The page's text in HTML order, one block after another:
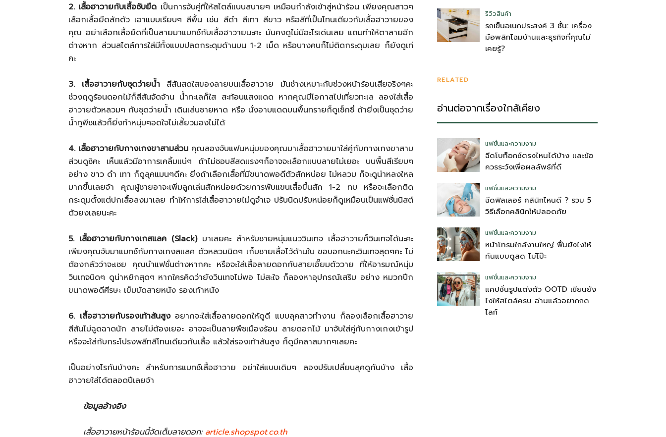
2. เสื้อฮาวายกับเสื้อซับยืด เป็นการจับคู่ที่ให้สไตล์แบบสบายๆ เหมือนกำลังเข้าสู่หน้าร้อน เพียงคุณสาวๆ
เลือกเสื้อยืดสักตัว เอาแบบเรียบๆ สีพื้น เช่น สีดำ สีเทา สีขาว หรือสีที่เป็นโทนเดียวกับเสื้อฮาวายของ
คุณ อย่าเลือกเสื้อยืดที่เป็นลายมาแมทช์กับเสื้อฮาวายนะคะ มันคงดูไม่มีอะไรเด่นเลย แถมทำให้ตาลายอีก
ต่างหาก ส่วนสไตล์การใส่มีทั้งแบบปลดกระดุมด้านบน 1-2 เม็ด หรือบางคนก็ไม่ติดกระดุมเลย ก็ยังดูเท่
คะ
3. เสื้อฮาวายกับชุดว่ายน้ำสีสันสดใสของลายบนเสื้อฮาวาย มันช่างเหมาะกับช่วงหน้าร้อนเสียจริงๆคะ
ช่วงฤดูร้อนดอกไม้ก็สีสันจัดจ้าน น้ำทะเลก็ใส สะท้อนแสงแดด หากคุณมีโอกาสไปเที่ยวทะเล ลองใส่เสื้อ
ฮาวายตัวหลวมๆ กับชุดว่ายน้ำ เดินเล่นชายหาด หรือ นั่งอาบแดดบนพื้นทรายก็ดูเซ็กซี่ ถ้ายิ่งเป็นชุดว่าย
น้ำทูพีชแล้วก็ยิ่งทำหนุ่มๆอดใจไม่เลี้ยวมองไม่ได้
4. เสื้อฮาวายกับกางเกงขาสามส่วน คุณลองจับแฟนหนุ่มของคุณมาเสื้อฮาวายมาใส่คู่กับกางเกงขาสาม
ส่วนดูซิคะ เห็นแล้วมีอาการเคลิ้มแน่ๆ ถ้าไม่ชอบสีสดแรงๆก็อาจจะเลือกแบบลายไม่เยอะ บนพื้นสีเรียบๆ
อย่าง ขาว ดำ เทา ก็ดูลุคแมนๆดีคะ ยิ่งถ้าเลือกเสื้อที่มีขนาดพอดีตัวสักหน่อย ไม่หลวม ก็จะดูน่าหลงใหล
มากขึ้นเลยจ้า คุณผู้ชายอาจะเพิ่มลูกเล่นสักหน่อยด้วยการพับแขนเสื้อขึ้นสัก 1-2 ทบ หรือจะเลือกติด
กระดุมตั้งแต่ปกเสื้อลงมาเลย ทำให้การใส่เสื้อฮาวายไม่ดูจำเจ ปรับนิดปรับหน่อยก็ดูเหมือนเป็นแฟชั่นนิสต์
ตัวยงเลยนะคะ
5. เสื้อฮาวายกับกางเกสแลค (Slack)มาเลยคะ สำหรับชายหนุ่มแนววินเทจ เสื้อฮาวายก็วินเทจได้นะคะ
เพียงคุณจับมาแมทช์กับกางเกงสแลค ตัวหลวมนิดๆ เก็บชายเสื้อไว้ด้านใน ขอบอกนะคะวินเทจสุดๆคะ ไม่
ต้องกลัวว่าจะเชย คุณนำแฟชั่นต่างหากคะ หรือจะใส่เสื้อลายดอกกับสายเอี๊ยมตัววาย ที่ให้อารมณ์หนุ่ม
วินเทจนิดๆ ดูน่าหยิกสุดๆ หากใครคิดว่ายังวินเทจไม่พอ ไม่สะใจ ก็ลองหาอุปกรณ์เสริม อย่าง หมวกปีก
ขนาดพอดีศีรษะ เข็มขัดสายหนัง รองเท้าหนัง
6. เสื้อฮาวายกับรองเท้าส้นสูงอยากจะใส่เสื้อลายดอกให้ดูดี แบบลุคสาวทำงาน ก็ลองเลือกเสื้อฮาวาย
สีสันไม่ฉูดฉาดนัก ลายไม่ต้องเยอะ อาจจะเป็นลายพืชเมืองร้อน ลายดอกไม้ มาจับใส่คู่กับกางเกงเข้ารูป
หรือจะใส่กับกระโปรงพลีทสีโทนเดียวกับเสื้อ แล้วใส่รองเท้าส้นสูง ก็ดูมีคลาสมากๆเลยคะ
เป็นอย่างไรกันบ้างคะ สำหรับการแมทช์เสื้อฮาวาย อย่าใส่แบบเดิมๆ ลองปรับเปลี่ยนลุคดูกันบ้าง เสื้อ
ฮาวายใส่ได้ตลอดปีเลยจ้า
ข้อมูลอ้างอิง
เสื้อฮาวายหน้าร้อนนี้จัดเต็มลายดอก: article.shopspot.co.th
รีวิวสินค้า
รถเข็นอเนกประสงค์ 3 ชั้น: เครื่อง
มือพลิกโฉมบ้านและธุรกิจที่คุณไม่
เคยรู้?
RELATED
อ่านต่อจากเรื่องใกล้เคียง
แฟชั่นและความงาม
ฉีดโบท็อกซ์ตรงไหนได้บ้าง และข้อ
ควรระวังเพื่อผลลัพธ์ที่ดี
แฟชั่นและความงาม
ฉีดฟิลเลอร์ คลินิกไหนดี ? รวม 5
วิธีเลือกคลินิกให้ปลอดภัย
แฟชั่นและความงาม
หน้าโทรมใกล้งานใหญ่ ฟื้นยังไงให้
ทันแบบดูสด ไม่โป๊ะ
แฟชั่นและความงาม
แคปชั่นรูปแต่งตัว OOTD เขียนยัง
ไงให้สไตล์ครบ อ่านแล้วอยากกด
ไลก์